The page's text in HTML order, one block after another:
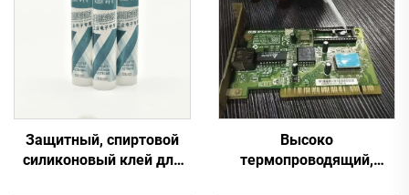
Защитный, спиртовой
силиконовый клей для
Высоко
термопроводящий,